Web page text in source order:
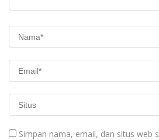
Simpan nama, email, dan situs web